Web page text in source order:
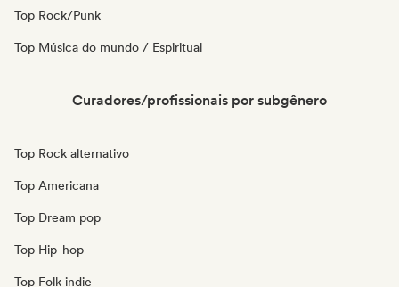
Top Rock/Punk
Top Música do mundo / Espiritual
Curadores/profissionais por subgênero
Top Rock alternativo
Top Americana
Top Dream pop
Top Hip-hop
Top Folk indie